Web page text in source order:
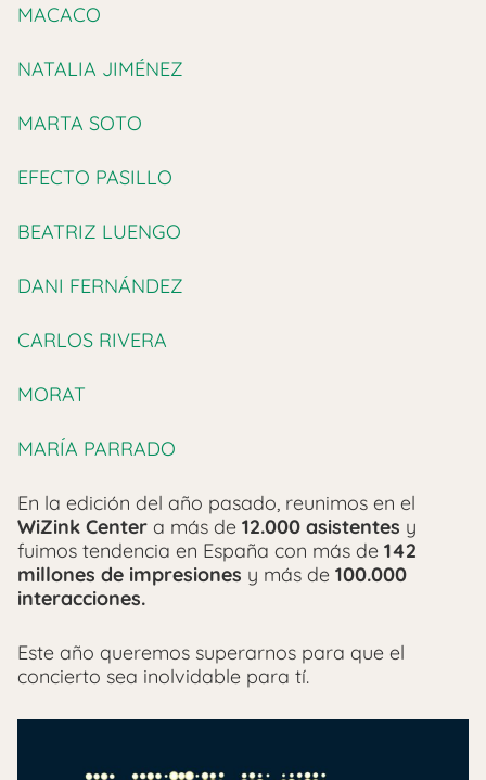
MACACO
NATALIA JIMÉNEZ
MARTA SOTO
EFECTO PASILLO
BEATRIZ LUENGO
DANI FERNÁNDEZ
CARLOS RIVERA
MORAT
MARÍA PARRADO
En la edición del año pasado, reunimos en el
WiZink Center a más de 12.000 asistentes y
fuimos tendencia en España con más de 142
millones de impresiones y más de 100.000
interacciones.
Este año queremos superarnos para que el
concierto sea inolvidable para tí.